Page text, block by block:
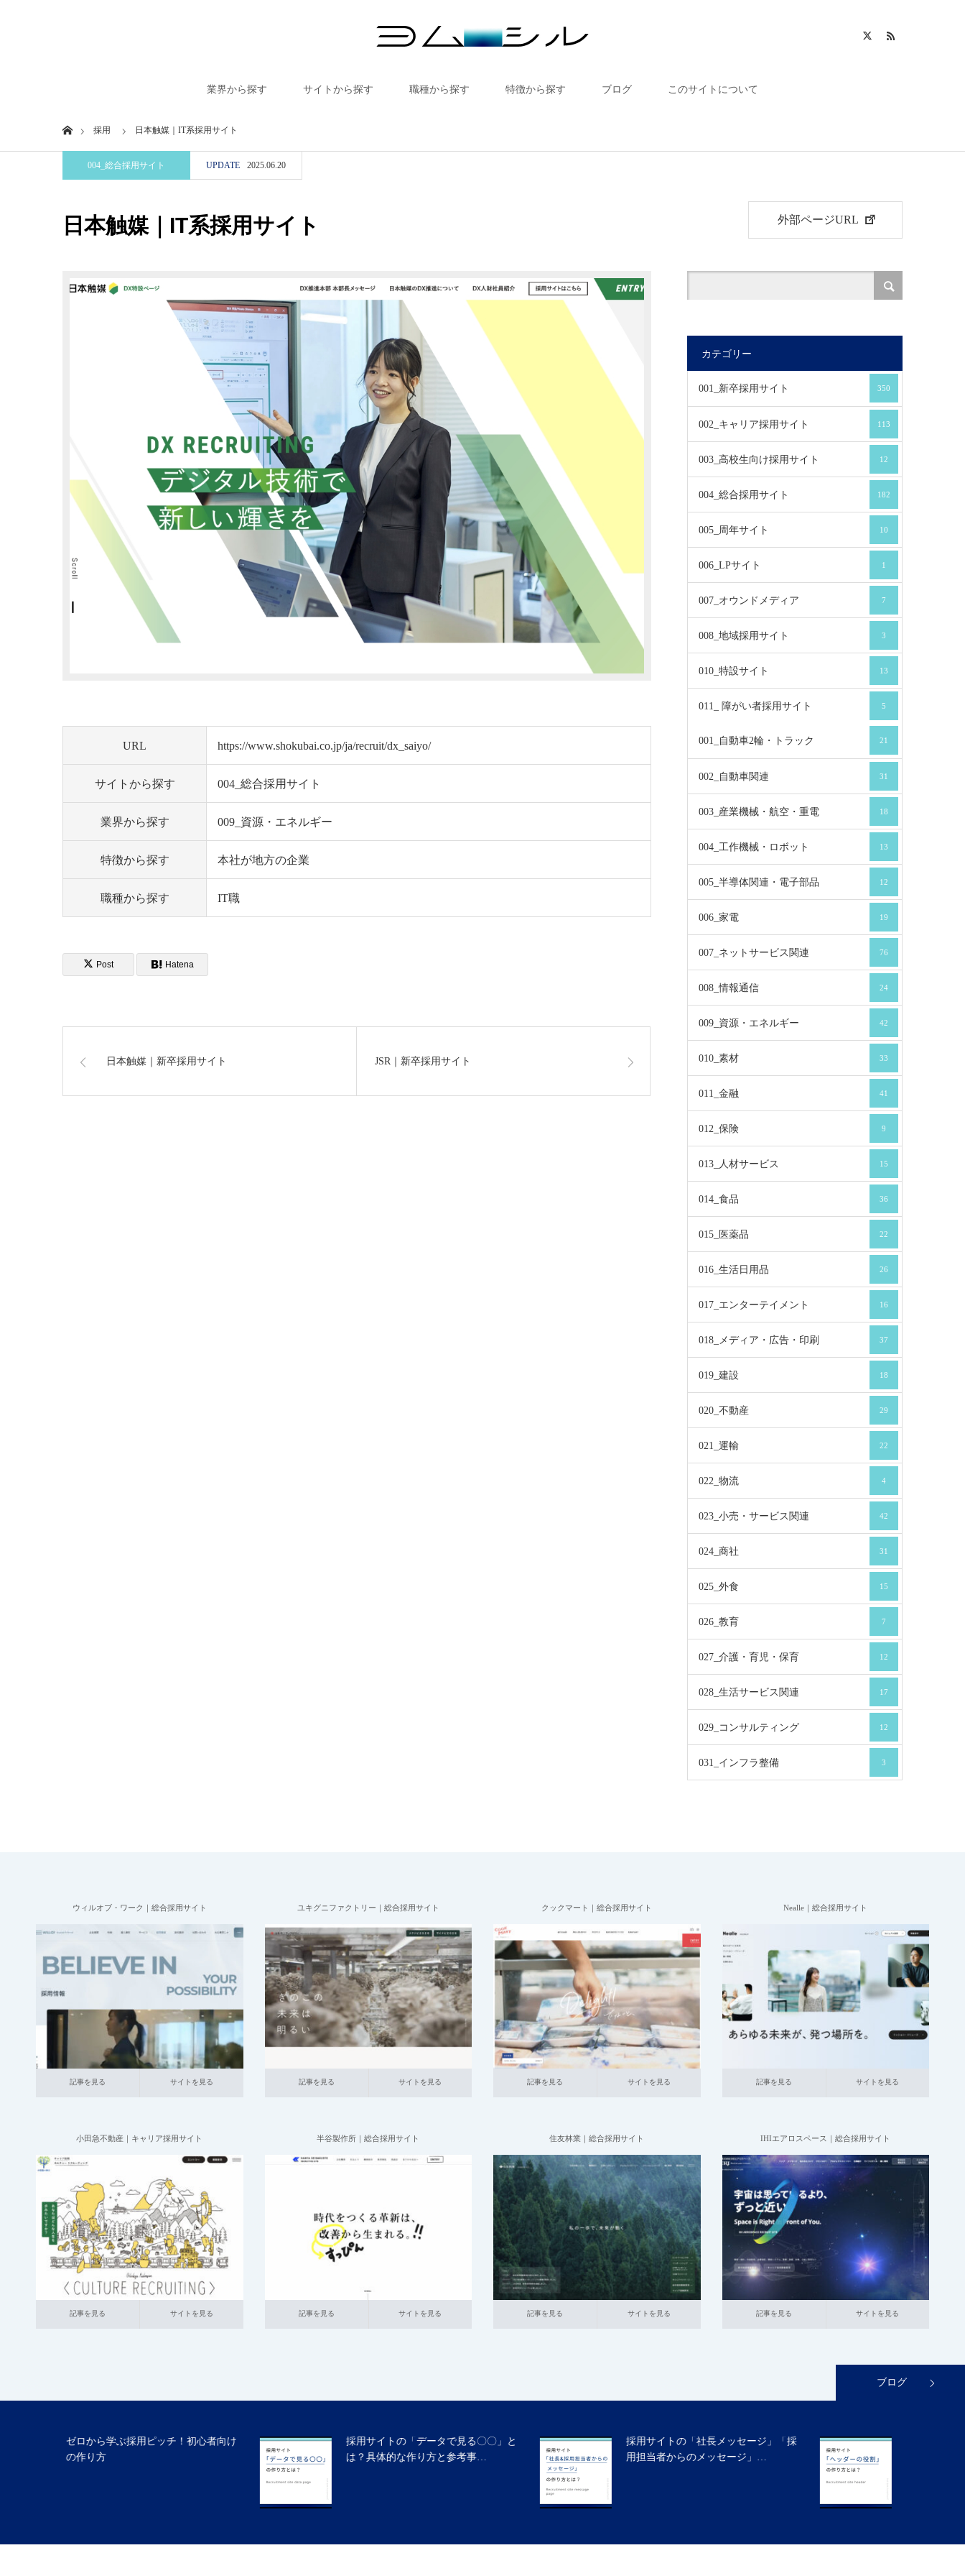
業界から探す サイトから探す 職種から探す 特徴から探す ブログ このサイトについて
Home 採用 日本触媒｜IT系採用サイト
004_総合採用サイト UPDATE 2025.06.20
日本触媒｜IT系採用サイト 外部ページURL
URL https://www.shokubai.co.jp/ja/recruit/dx_saiyo/
サイトから探す 004_総合採用サイト
業界から探す 009_資源・エネルギー
特徴から探す 本社が地方の企業
職種から探す IT職
Post Hatena
日本触媒｜新卒採用サイト JSR｜新卒採用サイト
カテゴリー
001_新卒採用サイト 350
002_キャリア採用サイト 113
003_高校生向け採用サイト 12
004_総合採用サイト 182
005_周年サイト 10
006_LPサイト 1
007_オウンドメディア 7
008_地域採用サイト 3
010_特設サイト 13
011_ 障がい者採用サイト 5
001_自動車2輪・トラック 21
002_自動車関連 31
003_産業機械・航空・重電 18
004_工作機械・ロボット 13
005_半導体関連・電子部品 12
006_家電 19
007_ネットサービス関連 76
008_情報通信 24
009_資源・エネルギー 42
010_素材 33
011_金融 41
012_保険 9
013_人材サービス 15
014_食品 36
015_医薬品 22
016_生活日用品 26
017_エンターテイメント 16
018_メディア・広告・印刷 37
019_建設 18
020_不動産 29
021_運輸 22
022_物流 4
023_小売・サービス関連 42
024_商社 31
025_外食 15
026_教育 7
027_介護・育児・保育 12
028_生活サービス関連 17
029_コンサルティング 12
031_インフラ整備 3
ウィルオブ・ワーク｜総合採用サイト
2025.07.09
004_総合採用サイト
013_人材サービス
大企業の採用サイト
記事を見る サイトを見る
記事を見る サイトを見る
ユキグニファクトリー｜総合採用サイト
2025.07.09
004_総合採用サイト 014_食品 大企業の
採用サイト 本社が地方の企業
記事を見る サイトを見る
記事を見る サイトを見る
クックマート｜総合採用サイト
2025.07.09
004_総合採用サイト 023_小売・サービ
ス関連 中小企業の採用サイト 本社が地
方の企業
記事を見る サイトを見る
記事を見る サイトを見る
Nealle｜総合採用サイト
2025.06.20
004_総合採用サイト 007_ネットサービ
ス関連 中小企業の採用サイト
記事を見る サイトを見る
小田急不動産｜キャリア採用サイト
2025.06.20
004_総合採用サイト 020_不動産 大企業
の採用サイト
記事を見る サイトを見る
記事を見る サイトを見る
半谷製作所｜総合採用サイト
小企業の採用サイト 本社が地方の企業
サイトを見る
記事を見る サイトを見る
住友林業｜総合採用サイト
2025.06.20
004_総合採用サイト 019_建設 大企業の
採用サイト
記事を見る サイトを見る
記事を見る サイトを見る
IHIエアロスペース｜総合採用サイト
2025.06.20
004_総合採用サイト
003_産業機械・航
空・重電 大企業の採用サイト
記事を見る サイトを見る
記事を見る サイトを見る
ブログ
採用サイトの「データで見る〇〇」と
は？具体的な作り方と参考事…
採用サイトの「社長メッセージ」「採
用担当者からのメッセージ」…
採用サイト「ヘッダーの役割」と実践
的な作り方